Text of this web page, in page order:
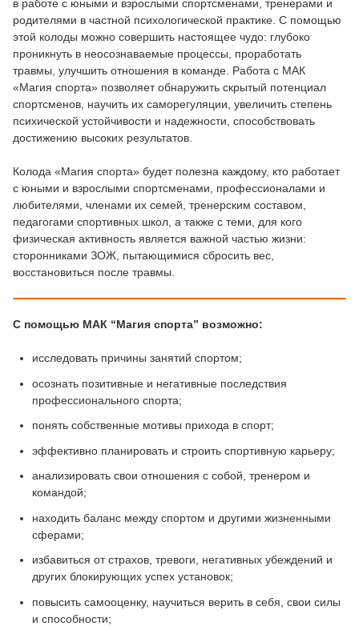
в работе с юными и взрослыми спортсменами, тренерами и
родителями в частной психологической практике. С помощью
этой колоды можно совершить настоящее чудо: глубоко
проникнуть в неосознаваемые процессы, проработать
травмы, улучшить отношения в команде. Работа с МАК
«Магия спорта» позволяет обнаружить скрытый потенциал
спортсменов, научить их саморегуляции, увеличить степень
психической устойчивости и надежности, способствовать
достижению высоких результатов.
Колода «Магия спорта» будет полезна каждому, кто работает
с юными и взрослыми спортсменами, профессионалами и
любителями, членами их семей, тренерским составом,
педагогами спортивных школ, а также с теми, для кого
физическая активность является важной частью жизни:
сторонниками ЗОЖ, пытающимися сбросить вес,
восстановиться после травмы.
С помощью МАК “Магия спорта” возможно:
исследовать причины занятий спортом;
осознать позитивные и негативные последствия
профессионального спорта;
понять собственные мотивы прихода в спорт;
эффективно планировать и строить спортивную карьеру;
анализировать свои отношения с собой, тренером и
командой;
находить баланс между спортом и другими жизненными
сферами;
избавиться от страхов, тревоги, негативных убеждений и
других блокирующих успех установок;
повысить самооценку, научиться верить в себя, свои силы
и способности;